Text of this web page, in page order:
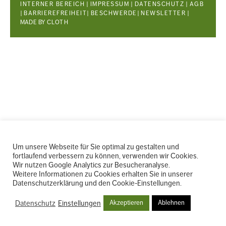
WEITERE
INTERNER BEREICH IMPRESSUM DATENSCHUTZ
AGB
|BARRIEREFREIHEIT BESCHWERDE |NEWSLETTER
MADE BY CLOTH
Um unsere Webseite für Sie optimal zu gestalten und
fortlaufend verbessern zu können, verwenden wir Cookies.
Wir nutzen Google Analytics zur Besucheranalyse.
Weitere Informationen zu Cookies erhalten Sie in unserer
Datenschutzerklärung und den Cookie-Einstellungen.
Datenschutz Einstellungen Akzeptieren Ablehnen